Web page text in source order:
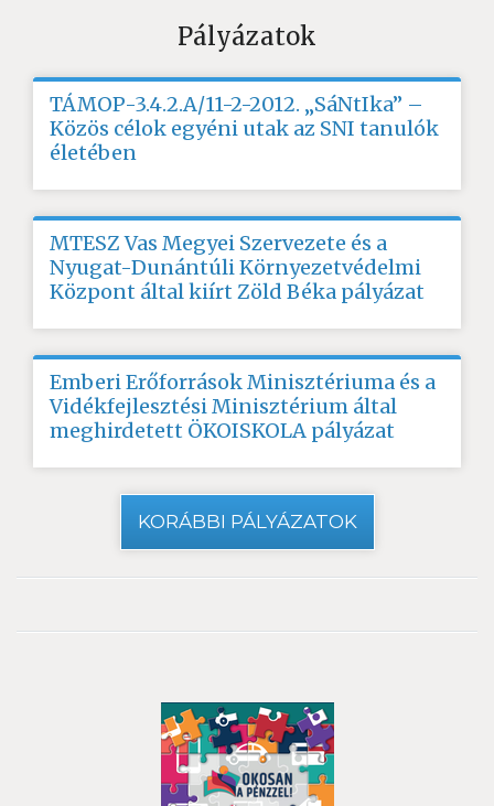
Pályázatok
TÁMOP-3.4.2.A/11-2-2012. „SáNtIka” –
Közös célok egyéni utak az SNI tanulók
életében
MTESZ Vas Megyei Szervezete és a
Nyugat-Dunántúli Környezetvédelmi
Központ által kiírt Zöld Béka pályázat
Emberi Erőforrások Minisztériuma és a
Vidékfejlesztési Minisztérium által
meghirdetett ÖKOISKOLA pályázat
KORÁBBI PÁLYÁZATOK